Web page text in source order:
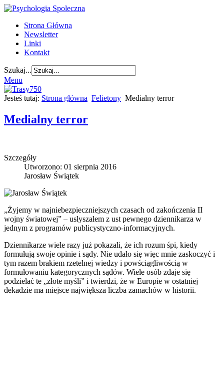
Strona Główna
Newsletter
Linki
Kontakt
Szukaj...
Menu
Jesteś tutaj: Strona główna Felietony Medialny terror
Medialny terror
Szczegóły
Utworzono: 01 sierpnia 2016
Jarosław Świątek
„Żyjemy w najniebezpieczniejszych czasach od zakończenia II
wojny światowej” – usłyszałem z ust pewnego dziennikarza w
jednym z programów publicystyczno-informacyjnych.
Dziennikarze wiele razy już pokazali, że ich rozum śpi, kiedy
formułują swoje opinie i sądy. Nie udało się więc mnie zaskoczyć i
tym razem brakiem rzetelnej wiedzy i powściągliwością w
formułowaniu kategorycznych sądów. Wiele osób zdaje się
podzielać te „złote myśli” i twierdzi, że w Europie w ostatniej
dekadzie ma miejsce największa liczba zamachów w historii.